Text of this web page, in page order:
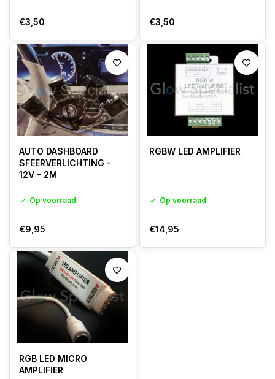
€3,50 €3,50
AUTO DASHBOARD
SFEERVERLICHTING -
12V - 2M
Op voorraad
€9,95
RGBW LED AMPLIFIER
Op voorraad
€14,95
RGB LED MICRO
AMPLIFIER